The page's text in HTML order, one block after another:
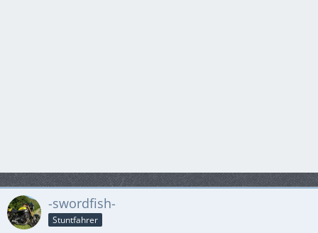
-swordfish-
Stuntfahrer